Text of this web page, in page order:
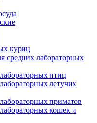
куриц
средних лабораторных
птиц
летучих
приматов
кошек и